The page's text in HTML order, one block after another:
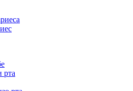
рта